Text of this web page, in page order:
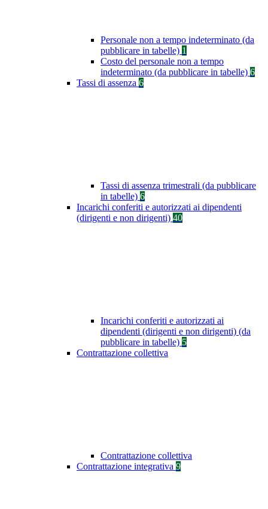
Personale non a tempo indeterminato (da
pubblicare in tabelle) 1
Costo del personale non a tempo
indeterminato (da pubblicare in tabelle) 6
Tassi di assenza 6
Tassi di assenza trimestrali (da pubblicare
in tabelle) 6
Incarichi conferiti e autorizzati ai dipendenti
(dirigenti e non dirigenti) 40
Incarichi conferiti e autorizzati ai
dipendenti (dirigenti e non dirigenti) (da
pubblicare in tabelle) 5
Contrattazione collettiva
Contrattazione collettiva
Contrattazione integrativa 9